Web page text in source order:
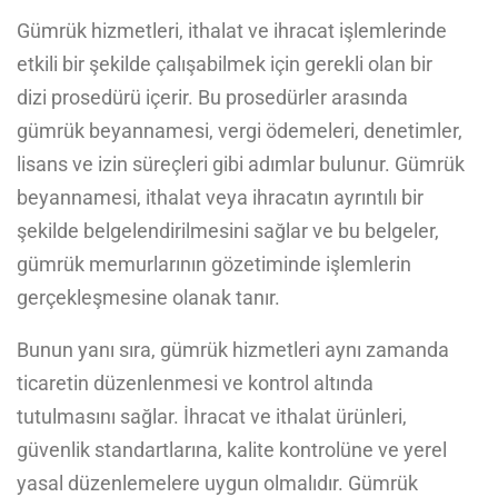
Gümrük hizmetleri, ithalat ve ihracat işlemlerinde
etkili bir şekilde çalışabilmek için gerekli olan bir
dizi prosedürü içerir. Bu prosedürler arasında
gümrük beyannamesi, vergi ödemeleri, denetimler,
lisans ve izin süreçleri gibi adımlar bulunur. Gümrük
beyannamesi, ithalat veya ihracatın ayrıntılı bir
şekilde belgelendirilmesini sağlar ve bu belgeler,
gümrük memurlarının gözetiminde işlemlerin
gerçekleşmesine olanak tanır.
Bunun yanı sıra, gümrük hizmetleri aynı zamanda
ticaretin düzenlenmesi ve kontrol altında
tutulmasını sağlar. İhracat ve ithalat ürünleri,
güvenlik standartlarına, kalite kontrolüne ve yerel
yasal düzenlemelere uygun olmalıdır. Gümrük